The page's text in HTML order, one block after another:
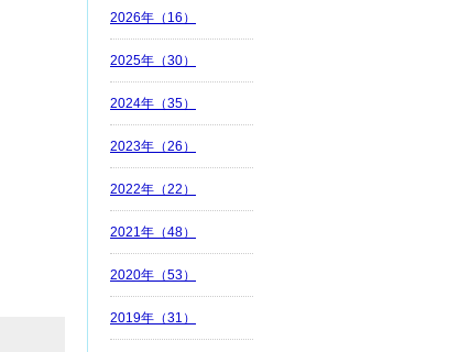
2026年（16）
2025年（30）
2024年（35）
2023年（26）
2022年（22）
2021年（48）
2020年（53）
2019年（31）